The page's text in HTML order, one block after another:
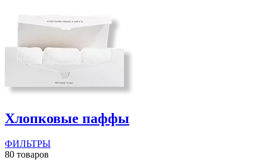
Хлопковые паффы
ФИЛЬТРЫ
80 товаров